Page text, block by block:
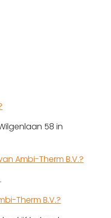
58 in
Ambi-Therm B.V.?
Therm B.V.?